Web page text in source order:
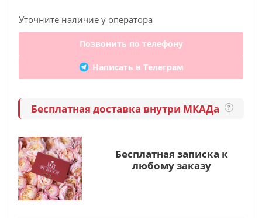
Уточните наличие у оператора
Позвонить по телефону
Написать в Телеграм
Бесплатная доставка внутри МКАДа ?
Бесплатная записка к
любому заказу